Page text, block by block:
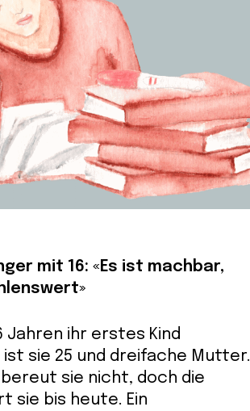
mit 16: «Es ist machbar,
Jahren ihr erstes Kind
ist sie 25 und dreifache Mutter.
bereut sie nicht, doch die
sie bis heute. Ein